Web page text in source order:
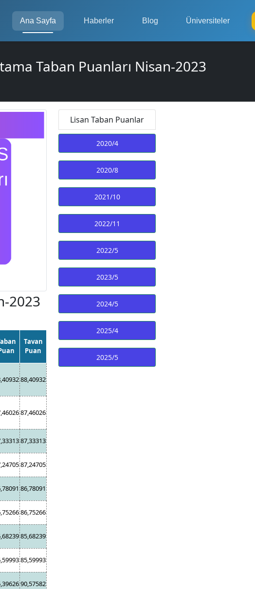
Ana Sayfa Haberler Blog Üniversiteler
Taban Puanları Nisan-2023
2023
Tavan
Puan
88,40932
87,46026
87,33313
87,24705
86,78091
86,75266
85,68239
85,59993
90,57582
Lisan Taban Puanlar
2020/4
2020/8
2021/10
2022/11
2022/5
2023/5
2024/5
2025/4
2025/5